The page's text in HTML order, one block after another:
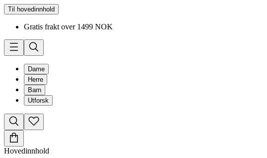
Til hovedinnhold
Gratis frakt over 1499 NOK
Dame
Herre
Barn
Utforsk
Hovedinnhold